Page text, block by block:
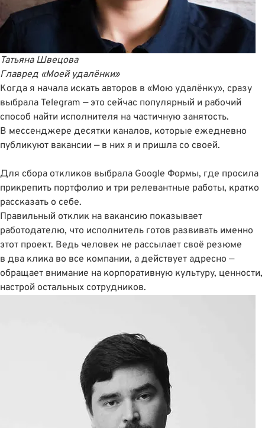
Татьяна Швецова
Главред «Моей удалёнки»
Когда я начала искать авторов в «Мою удалёнку», сразу
выбрала Telegram — это сейчас популярный и рабочий
способ найти исполнителя на частичную занятость.
В мессенджере десятки каналов, которые ежедневно
публикуют вакансии — в них я и пришла со своей.
Для сбора откликов выбрала Google Формы, где просила
прикрепить портфолио и три релевантные работы, кратко
рассказать о себе.
Правильный отклик на вакансию показывает
работодателю, что исполнитель готов развивать именно
этот проект. Ведь человек не рассылает своё резюме
в два клика во все компании, а действует адресно —
обращает внимание на корпоративную культуру, ценности,
настрой остальных сотрудников.